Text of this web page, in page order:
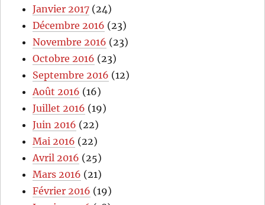
Janvier 2017 (24)
Décembre 2016 (23)
Novembre 2016 (23)
Octobre 2016 (23)
Septembre 2016 (12)
Août 2016 (16)
Juillet 2016 (19)
Juin 2016 (22)
Mai 2016 (22)
Avril 2016 (25)
Mars 2016 (21)
Février 2016 (19)